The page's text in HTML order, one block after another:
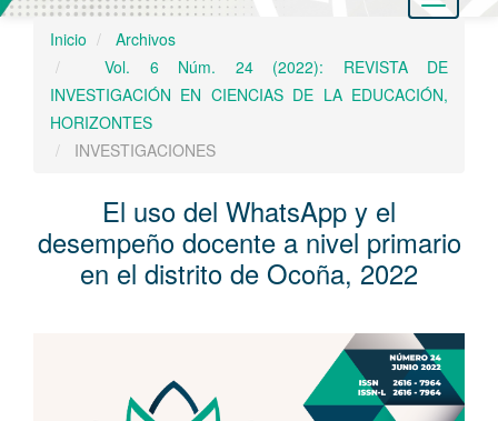
r
C
o
Inicio
Archivos
Vol. 6 Núm. 24 (2022): REVISTA DE
INVESTIGACIÓN EN CIENCIAS DE LA EDUCACIÓN,
HORIZONTES
INVESTIGACIONES
El uso del WhatsApp y el
desempeño docente a nivel primario
en el distrito de Ocoña, 2022